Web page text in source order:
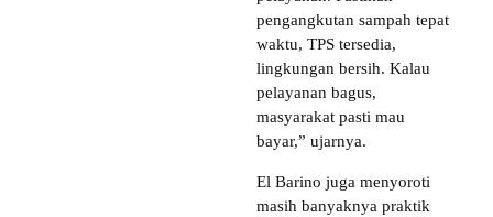
pengangkutan sampah tepat
waktu, TPS tersedia,
lingkungan bersih. Kalau
pelayanan bagus,
masyarakat pasti mau
bayar,” ujarnya.
El Barino juga menyoroti
masih banyaknya praktik